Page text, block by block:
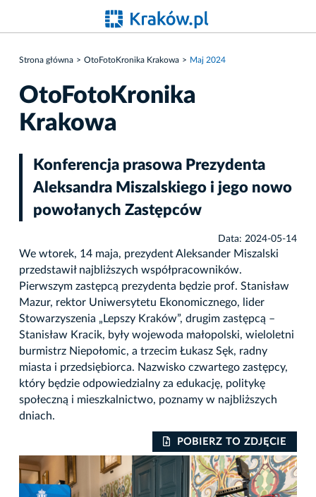
Strona główna OtoFotoKronika Krakowa Maj 2024
OtoFotoKronika
Krakowa
Konferencja prasowa Prezydenta
Aleksandra Miszalskiego i jego nowo
powołanych Zastępców
Data: 2024-05-14
We wtorek, 14 maja, prezydent Aleksander Miszalski
przedstawił najbliższych współpracowników.
Pierwszym zastępcą prezydenta będzie prof. Stanisław
Mazur, rektor Uniwersytetu Ekonomicznego, lider
Stowarzyszenia „Lepszy Kraków”, drugim zastępcą –
Stanisław Kracik, były wojewoda małopolski, wieloletni
burmistrz Niepołomic, a trzecim Łukasz Sęk, radny
miasta i przedsiębiorca. Nazwisko czwartego zastępcy,
który będzie odpowiedzialny za edukację, politykę
społeczną i mieszkalnictwo, poznamy w najbliższych
dniach.
POBIERZ TO ZDJĘCIE